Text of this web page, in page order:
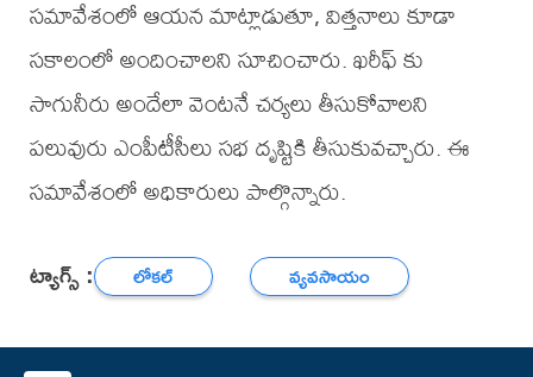
సమావేశంలో ఆయన మాట్లాడుతూ, విత్తనాలు కూడా
సకాలంలో అందించాలని సూచించారు. ఖరీఫ్ కు
సాగునీరు అందేలా వెంటనే చర్యలు తీసుకోవాలని
పలువురు ఎంపీటీసీలు సభ దృష్టికి తీసుకువచ్చారు. ఈ
సమావేశంలో అధికారులు పాల్గొన్నారు.
ట్యాగ్స్ : లోకల్ వ్యవసాయం